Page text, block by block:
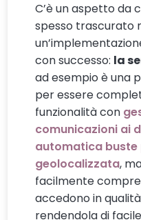
C’è un aspetto da
spesso trascurato
con successo: la
ad esempio è una
per essere
funzionalità con
comunicazioni ai
automatica buste
geolocalizzata,
facilmente
accedono in
rendendola di